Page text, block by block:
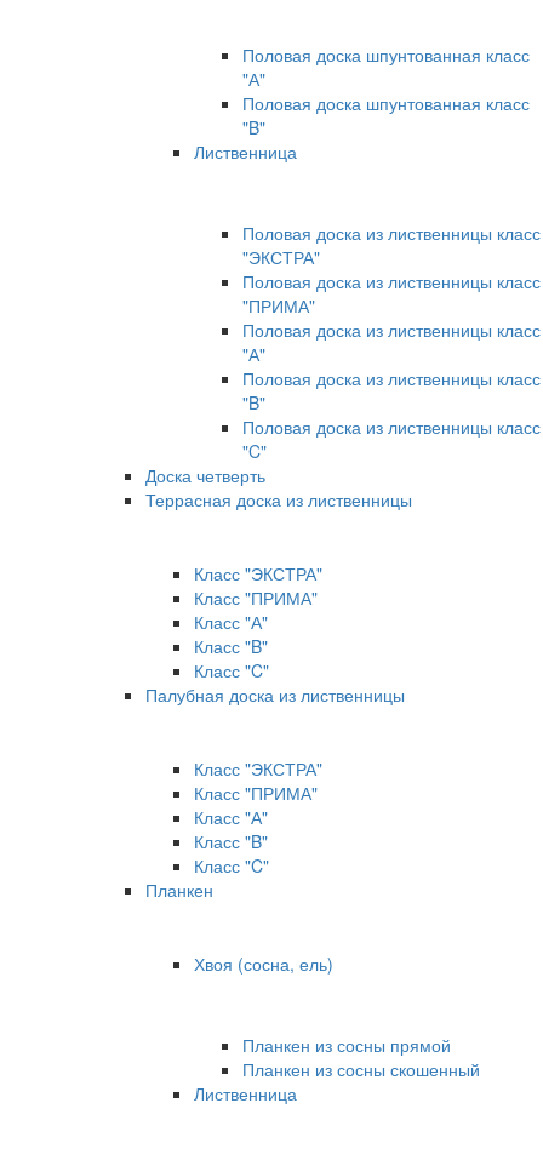
Половая доска шпунтованная класс
"А"
Половая доска шпунтованная класс
"B"
Лиственница
Половая доска из лиственницы класс
"ЭКСТРА"
Половая доска из лиственницы класс
"ПРИМА"
Половая доска из лиственницы класс
"А"
Половая доска из лиственницы класс
"B"
Половая доска из лиственницы класс
"C"
Доска четверть
Террасная доска из лиственницы
Класс "ЭКСТРА"
Класс "ПРИМА"
Класс "А"
Класс "B"
Класс "C"
Палубная доска из лиственницы
Класс "ЭКСТРА"
Класс "ПРИМА"
Класс "А"
Класс "B"
Класс "C"
Планкен
Хвоя (сосна, ель)
Планкен из сосны прямой
Планкен из сосны скошенный
Лиственница